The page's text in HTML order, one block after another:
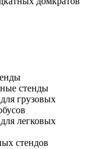
стенды
грузовых
легковых
стендов